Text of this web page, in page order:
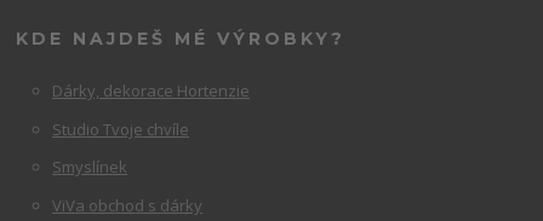
KDE NAJDEŠ MÉ VÝROBKY?
Dárky, dekorace Hortenzie
Studio Tvoje chvíle
Smyslínek
ViVa obchod s dárky